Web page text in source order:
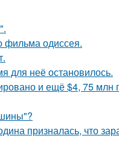
фильма одиссея.
для неё остановилось.
и ещё $4, 75 млн
призналась, что